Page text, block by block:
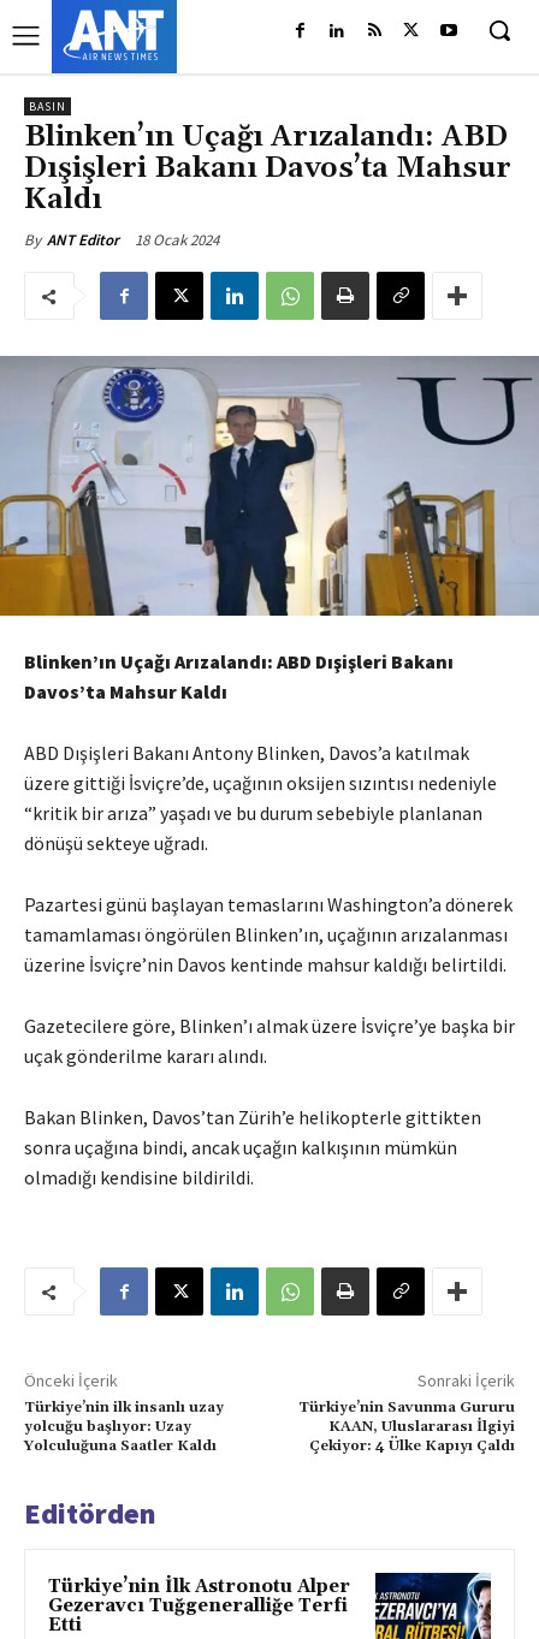
BASIN
Blinken’ın Uçağı Arızalandı: ABD
Dışişleri Bakanı Davos’ta Mahsur
Kaldı
By ANT Editor 18 Ocak 2024
Blinken’ın Uçağı Arızalandı: ABD Dışişleri Bakanı
Davos’ta Mahsur Kaldı
ABD Dışişleri Bakanı Antony Blinken, Davos’a katılmak
üzere gittiği İsviçre’de, uçağının oksijen sızıntısı nedeniyle
“kritik bir arıza” yaşadı ve bu durum sebebiyle planlanan
dönüşü sekteye uğradı.
Pazartesi günü başlayan temaslarını Washington’a dönerek
tamamlaması öngörülen Blinken’ın, uçağının arızalanması
üzerine İsviçre’nin Davos kentinde mahsur kaldığı belirtildi.
Gazetecilere göre, Blinken’ı almak üzere İsviçre’ye başka bir
uçak gönderilme kararı alındı.
Bakan Blinken, Davos’tan Zürih’e helikopterle gittikten
sonra uçağına bindi, ancak uçağın kalkışının mümkün
olmadığı kendisine bildirildi.
Önceki İçerik
Türkiye’nin ilk insanlı uzay
yolcuğu başlıyor: Uzay
Yolculuğuna Saatler Kaldı
Sonraki İçerik
Türkiye’nin Savunma Gururu
KAAN, Uluslararası İlgiyi
Çekiyor: 4 Ülke Kapıyı Çaldı
Editörden
Türkiye’nin İlk Astronotu Alper
Gezeravcı Tuğgeneralliğe Terfi
Etti